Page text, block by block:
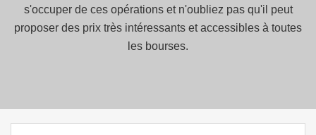
s'occuper de ces opérations et n'oubliez pas qu'il peut
proposer des prix très intéressants et accessibles à toutes
les bourses.